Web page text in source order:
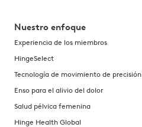
Nuestro enfoque
Experiencia de los miembros
HingeSelect
Tecnología de movimiento de precisión
Enso para el alivio del dolor
Salud pélvica femenina
Hinge Health Global